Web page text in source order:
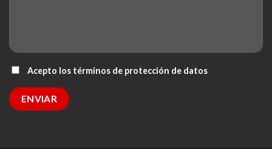
Acepto los términos de protección de datos